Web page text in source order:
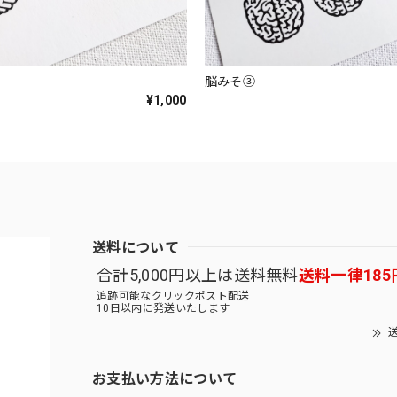
¥1,000
脳みそ③
送料について
合計5,000円以上は送料無料送料一律185
追跡可能なクリックポスト配送
10日以内に発送いたします
お支払い方法について